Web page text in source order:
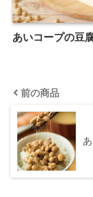
あいコープの豆
前の商品